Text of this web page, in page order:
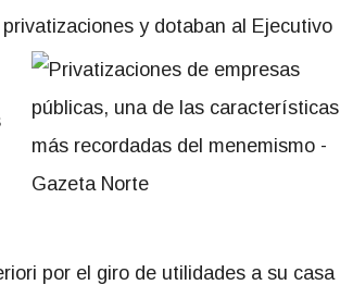
y dotaban al Ejecutivo
por el giro de utilidades a su casa